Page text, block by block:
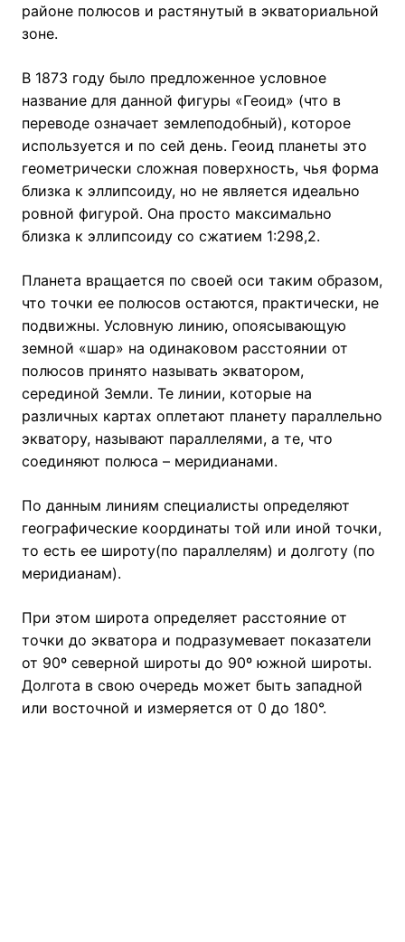
районе полюсов и растянутый в экваториальной
зоне.
В 1873 году было предложенное условное
название для данной фигуры «Геоид» (что в
переводе означает землеподобный), которое
используется и по сей день. Геоид планеты это
геометрически сложная поверхность, чья форма
близка к эллипсоиду, но не является идеально
ровной фигурой. Она просто максимально
близка к эллипсоиду со сжатием 1:298,2.
Планета вращается по своей оси таким образом,
что точки ее полюсов остаются, практически, не
подвижны. Условную линию, опоясывающую
земной «шар» на одинаковом расстоянии от
полюсов принято называть экватором,
серединой Земли. Те линии, которые на
различных картах оплетают планету параллельно
экватору, называют параллелями, а те, что
соединяют полюса – меридианами.
По данным линиям специалисты определяют
географические координаты той или иной точки,
то есть ее широту(по параллелям) и долготу (по
меридианам).
При этом широта определяет расстояние от
точки до экватора и подразумевает показатели
от 90º северной широты до 90º южной широты.
Долгота в свою очередь может быть западной
или восточной и измеряется от 0 до 180°.